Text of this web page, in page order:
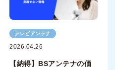
テレビアンテナ
2026.04.26
【納得】BSアンテナの価